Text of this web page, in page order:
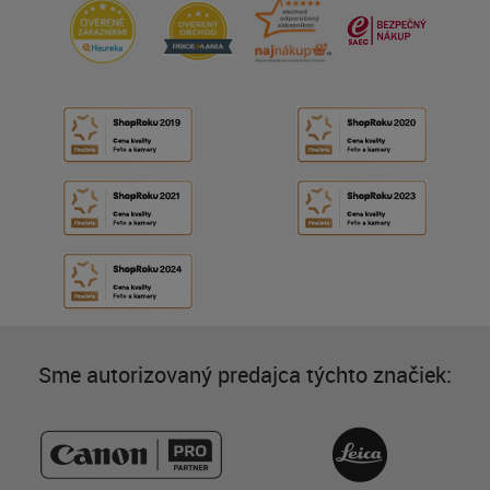
Sme autorizovaný predajca týchto značiek: